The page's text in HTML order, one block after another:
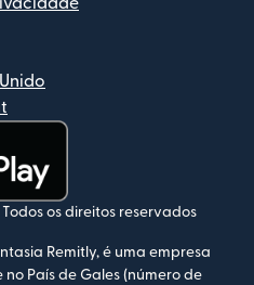
Todos os direitos reservados
Remitly, é uma empresa
País de Gales (número de